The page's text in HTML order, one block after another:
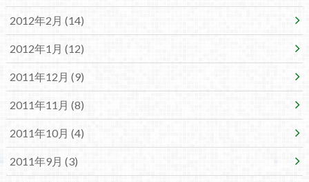
2012年2月 (14)
2012年1月 (12)
2011年12月 (9)
2011年11月 (8)
2011年10月 (4)
2011年9月 (3)